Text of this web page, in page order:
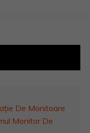
De Monitoare
Monitor De